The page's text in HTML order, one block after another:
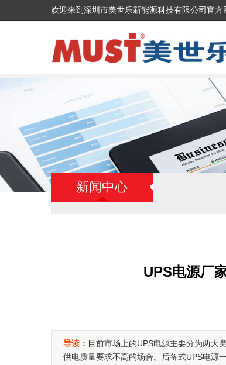
欢迎来到深圳市美世乐新能源科技有限公司官方
新闻中心
UPS电源厂
导读： 目前市场上的UPS电源主要分为两大
供电质量要求不高的场合。后备式UPS电源